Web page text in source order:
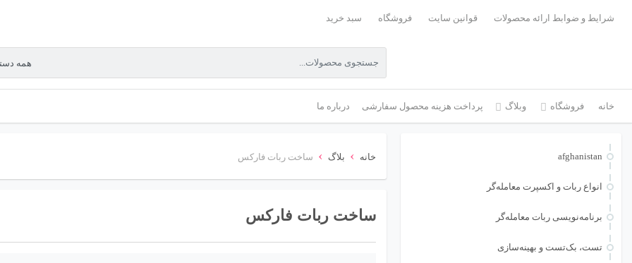
شرایط و ضوابط ارائه محصولات قوانین سایت فروشگاه سبد خرید
خانه فروشگاه وبلاگ پرداخت هزینه محصول سفارشی درباره ما
afghanistan
انواع ربات و اکسپرت معامله‌گر
برنامه‌نویسی ربات معامله‌گر
تست، بک‌تست و بهینه‌سازی
خانه › بلاگ › ساخت ربات فارکس
ساخت ربات فارکس